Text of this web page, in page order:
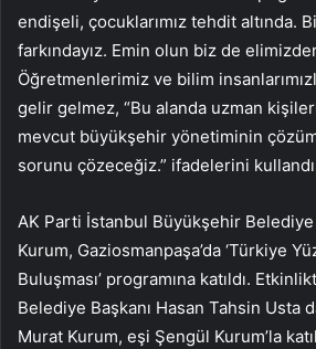
endişeli, çocuklarımız tehdit altında.
farkındayız. Emin olun biz de
Öğretmenlerimiz ve bilim
gelir gelmez, “Bu alanda uzman
mevcut büyükşehir yönetiminin
sorunu çözeceğiz.” ifadelerini
AK Parti İstanbul Büyükşehir Belediye
Kurum, Gaziosmanpaşa’da ‘Türkiye
Buluşması’ programına katıldı.
Belediye Başkanı Hasan Tahsin Usta
Murat Kurum, eşi Şengül Kurum’la